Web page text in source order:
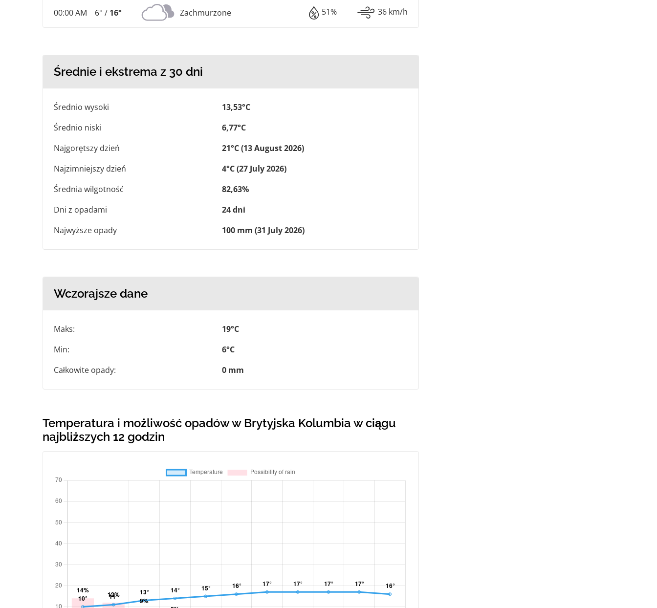
00:00 AM 6° / 16° Zachmurzone 51% 36 km/h
Średnie i ekstrema z 30 dni
Średnio wysoki
13,53°C
Średnio niski
6,77°C
Najgorętszy dzień
21°C (13 August 2026)
Najzimniejszy dzień
4°C (27 July 2026)
Średnia wilgotność
82,63%
Dni z opadami
24 dni
Najwyższe opady
100 mm (31 July 2026)
Wczorajsze dane
Maks:
19°C
Min:
6°C
Całkowite opady:
0 mm
Temperatura i możliwość opadów w Brytyjska Kolumbia w ciągu
najbliższych 12 godzin